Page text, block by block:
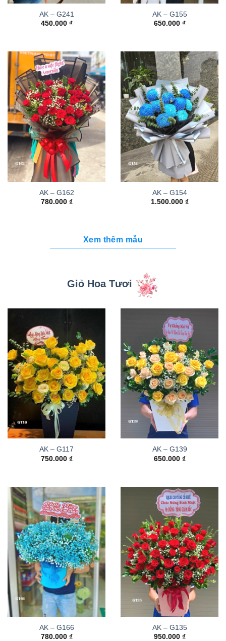
AK – G241
450.000 ₫
AK – G155
650.000 ₫
AK – G162
780.000 ₫
AK – G154
1.500.000 ₫
Xem thêm mẫu
Giỏ Hoa Tươi
AK – G117
750.000 ₫
AK – G139
650.000 ₫
AK – G166
780.000 ₫
AK – G135
950.000 ₫